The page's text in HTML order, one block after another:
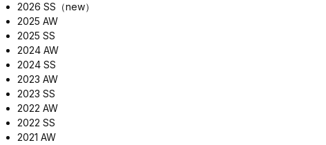
2026 SS（new）
2025 AW
2025 SS
2024 AW
2024 SS
2023 AW
2023 SS
2022 AW
2022 SS
2021 AW